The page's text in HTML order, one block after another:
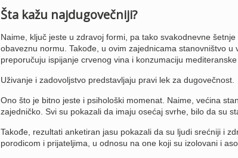
Šta kažu najdugovečniji?
Naime, ključ jeste u zdravoj formi, pa tako svakodnevne
obaveznu normu. Takođe, u ovim zajednicama stanovništvo
preporučuju ispijanje crvenog vina i konzumaciju
Uživanje i zadovoljstvo predstavljaju pravi lek za dugovečnost.
Ono što je bitno jeste i psihološki momenat. Naime, većina
zajedničko. Svi su pokazali da imaju osećaj svrhe, bilo da su
Takođe, rezultati anketiran jasu pokazali da su ljudi srećniji i
porodicom i prijateljima, u odnosu na one koji su izolovani i